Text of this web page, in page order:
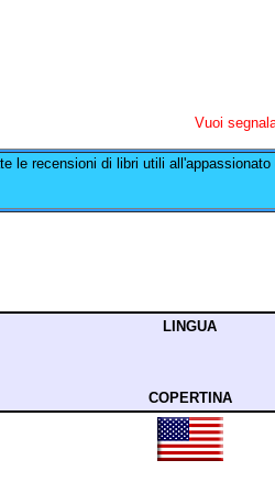
Vuoi
le recensioni di libri utili
LINGUA
COPERTINA